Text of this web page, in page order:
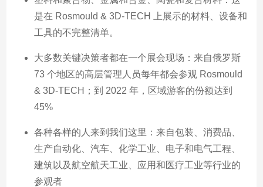
是在 Rosmould & 3D-TECH 上展示的材料、设备和
工具的不完整清单。
大多数关键决策者都在一个展会现场：来自俄罗斯
73 个地区的高层管理人员每年都会参观 Rosmould
& 3D-TECH；到 2022 年，区域游客的份额达到
45%
各种各样的人来到我们这里：来自包装、消费品、
生产自动化、汽车、化学工业、电子和电气工程、
建筑以及航空航天工业、应用和医疗工业等行业的
参观者